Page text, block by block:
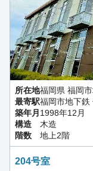
所在地福岡県 福岡
最寄駅福岡市地下鉄
築年月 1998年12月
構造
木造
階数
地上2階
204号室